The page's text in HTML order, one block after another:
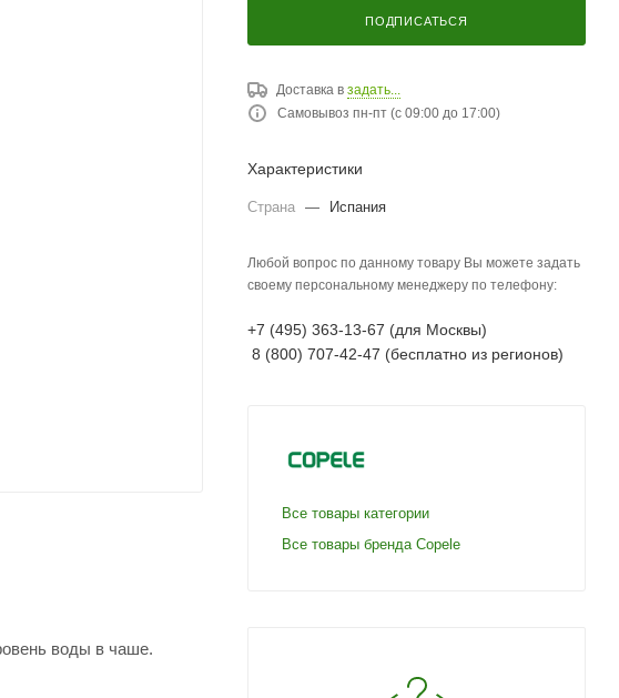
воды в чаше.
ПОДПИСАТЬСЯ
Доставка в задать...
Самовывоз пн-пт (с 09:00 до 17:00)
Характеристики
Страна — Испания
Любой вопрос по данному товару Вы можете задать
своему персональному менеджеру по телефону:
+7 (495) 363-13-67 (для Москвы)
8 (800) 707-42-47 (бесплатно из регионов)
Все товары категории
Все товары бренда Copele